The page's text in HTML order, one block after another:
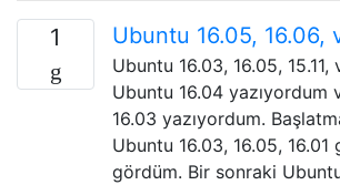
1 Ubuntu 16.05, 16.06,
Ubuntu 16.03, 16.05, 15.11,
Ubuntu 16.04 yazıyordum
16.03 yazıyordum.
Ubuntu 16.03, 16.05, 16.01
gördüm. Bir sonraki